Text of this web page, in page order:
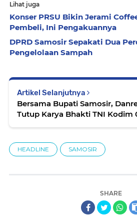
Lihat juga
Konser PRSU Bikin Jerami
Pembeli, Ini Pengakuannya
DPRD Samosir Sepakati Dua
Pengelolaan Sampah
Artikel Selanjutnya
Bersama Bupati Samosir,
Tutup Karya Bhakti TNI Kodim
HEADLINE SAMOSIR
SHARE